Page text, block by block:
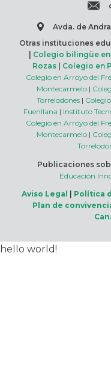
Avda. de
Otras instituciones
| Colegio bilingüe en
Rozas | Colegio en
Colegio en Arroyo del
Montecarmelo|
Torrelodones|
Fuenllana | Instituto
Colegio en Arroyo del
Montecarmelo|
Publicaciones
Educación
Aviso Legal | Política
Plan de
hello world!